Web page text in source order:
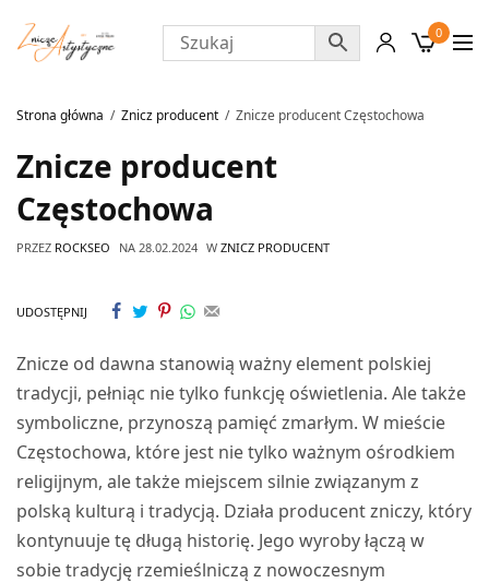
0
Strona główna Znicz producent Znicze producent Częstochowa
Znicze producent
Częstochowa
PRZEZ ROCKSEO NA 28.02.2024 W ZNICZ PRODUCENT
UDOSTĘPNIJ
Znicze od dawna stanowią ważny element polskiej
tradycji, pełniąc nie tylko funkcję oświetlenia. Ale także
symboliczne, przynoszą pamięć zmarłym. W mieście
Częstochowa, które jest nie tylko ważnym ośrodkiem
religijnym, ale także miejscem silnie związanym z
polską kulturą i tradycją. Działa producent zniczy, który
kontynuuje tę długą historię. Jego wyroby łączą w
sobie tradycję rzemieślniczą z nowoczesnym